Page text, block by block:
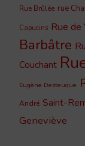
Rue Brûlée rue
Capucins Rue
Barbâtre
Couchant
Eugène Desteuque
André Saint-
Geneviève